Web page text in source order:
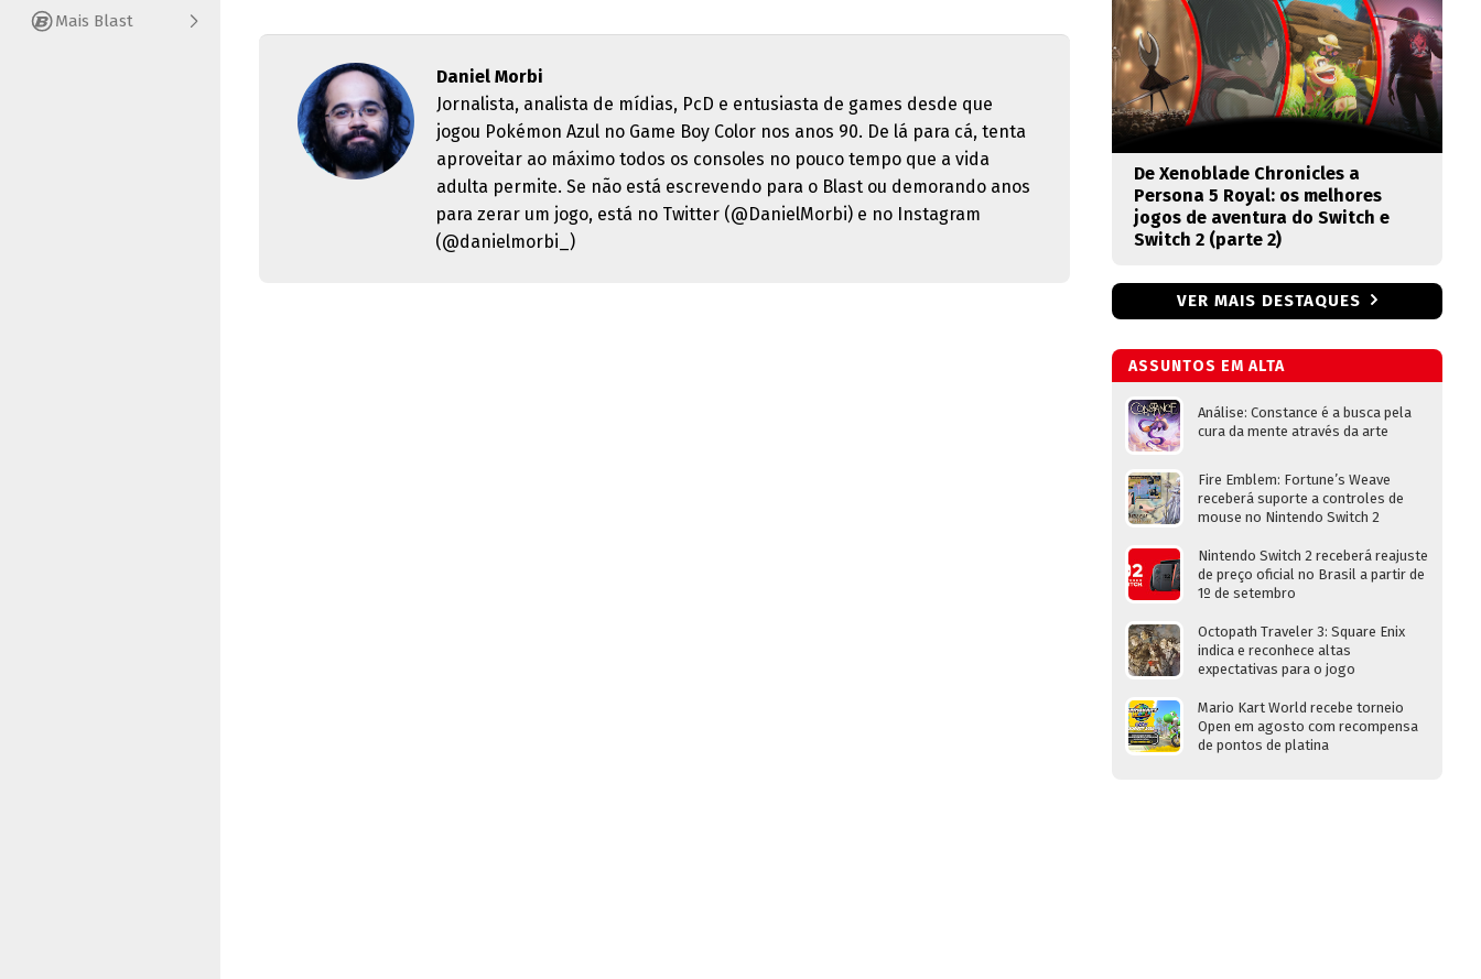
Mais Blast
Daniel Morbi
Jornalista, analista de mídias, PcD e entusiasta de games desde que
jogou Pokémon Azul no Game Boy Color nos anos 90. De lá para cá, tenta
aproveitar ao máximo todos os consoles no pouco tempo que a vida
adulta permite. Se não está escrevendo para o Blast ou demorando anos
para zerar um jogo, está no Twitter (@DanielMorbi) e no Instagram
(@danielmorbi_)
De Xenoblade Chronicles a
Persona 5 Royal: os melhores
jogos de aventura do Switch e
Switch 2 (parte 2)
VER MAIS DESTAQUES
ASSUNTOS EM ALTA
Análise: Constance é a busca pela
cura da mente através da arte
Fire Emblem: Fortune’s Weave
receberá suporte a controles de
mouse no Nintendo Switch 2
Nintendo Switch 2 receberá reajuste
de preço oficial no Brasil a partir de
1º de setembro
Octopath Traveler 3: Square Enix
indica e reconhece altas
expectativas para o jogo
Mario Kart World recebe torneio
Open em agosto com recompensa
de pontos de platina